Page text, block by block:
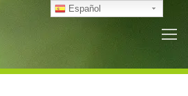
Español